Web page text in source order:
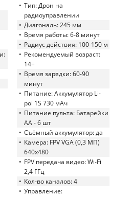
Тип: Дрон на
радиоуправлении
Диагональ: 245 мм
Время работы: 6-8 минут
Радиус действия: 100-150 м
Рекомендуемый возраст:
14+
Время зарядки: 60-90
минут
Питание: Аккумулятор Li-
pol 1S 730 мАч
Питание пульта: Батарейки
АА - 6 шт
Съёмный аккумулятор: да
Камера: FPV VGA (0,3 MП)
640х480
FPV передача видео: Wi-Fi
2,4 ГГц
Кол-во каналов: 4
Управление: